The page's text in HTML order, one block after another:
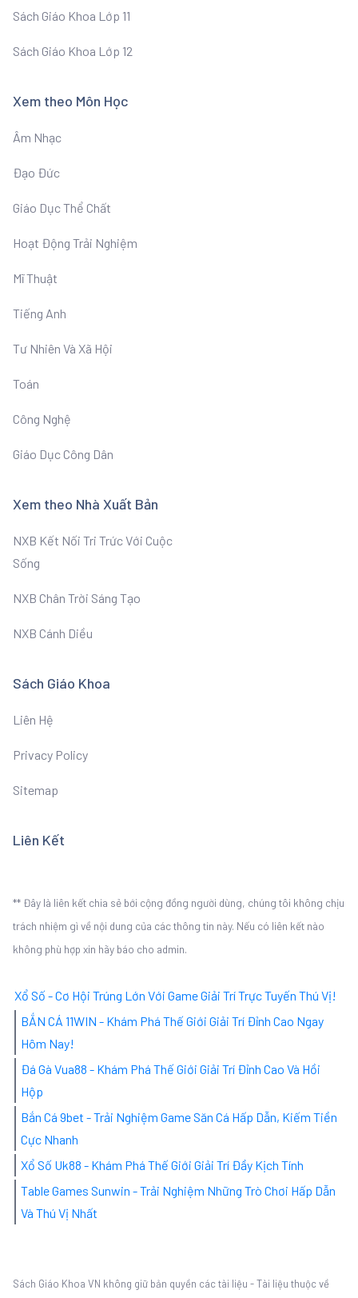
Sách Giáo Khoa Lớp 11
Sách Giáo Khoa Lớp 12
Xem theo Môn Học
Âm Nhạc
Đạo Đức
Giáo Dục Thể Chất
Hoạt Động Trải Nghiệm
Mĩ Thuật
Tiếng Anh
Tư Nhiên Và Xã Hội
Toán
Công Nghệ
Giáo Dục Công Dân
Xem theo Nhà Xuất Bản
NXB Kết Nối Tri Trức Với Cuộc
Sống
NXB Chân Trời Sáng Tạo
NXB Cánh Diều
Sách Giáo Khoa
Liên Hệ
Privacy Policy
Sitemap
Liên Kết
** Đây là liên kết chia sẻ bới cộng đồng người dùng, chúng tôi không chịu
trách nhiệm gì về nội dung của các thông tin này. Nếu có liên kết nào
không phù hợp xin hãy báo cho admin.
Xổ Số - Cơ Hội Trúng Lớn Với Game Giải Trí Trực Tuyến Thú Vị!
BẮN CÁ 11WIN - Khám Phá Thế Giới Giải Trí Đỉnh Cao Ngay
Hôm Nay!
Đá Gà Vua88 - Khám Phá Thế Giới Giải Trí Đỉnh Cao Và Hồi
Hộp
Bắn Cá 9bet - Trải Nghiệm Game Săn Cá Hấp Dẫn, Kiếm Tiền
Cực Nhanh
Xổ Số Uk88 - Khám Phá Thế Giới Giải Trí Đầy Kịch Tính
Table Games Sunwin - Trải Nghiệm Những Trò Chơi Hấp Dẫn
Và Thú Vị Nhất
Sách Giáo Khoa VN không giữ bản quyền các tài liệu - Tài liệu thuộc về